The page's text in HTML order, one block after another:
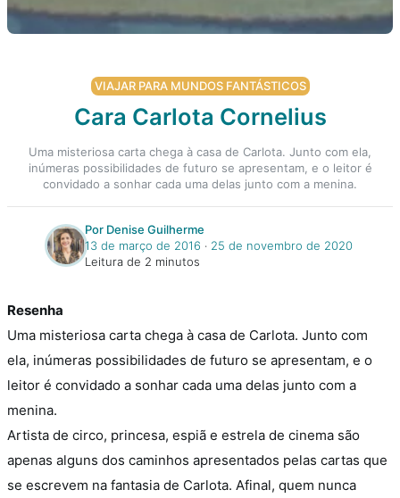
VIAJAR PARA MUNDOS FANTÁSTICOS
Cara Carlota Cornelius
Uma misteriosa carta chega à casa de Carlota. Junto com ela,
inúmeras possibilidades de futuro se apresentam, e o leitor é
convidado a sonhar cada uma delas junto com a menina.
Por Denise Guilherme
13 de março de 2016 ‧ 25 de novembro de 2020
Leitura de 2 minutos
Resenha
Uma misteriosa carta chega à casa de Carlota. Junto com
ela, inúmeras possibilidades de futuro se apresentam, e o
leitor é convidado a sonhar cada uma delas junto com a
menina.
Artista de circo, princesa, espiã e estrela de cinema são
apenas alguns dos caminhos apresentados pelas cartas que
se escrevem na fantasia de Carlota. Afinal, quem nunca